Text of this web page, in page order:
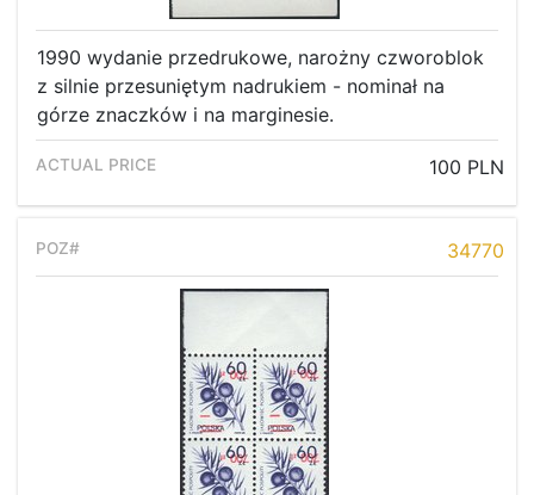
1990 wydanie przedrukowe, narożny czworoblok
z silnie przesuniętym nadrukiem - nominał na
górze znaczków i na marginesie.
100 PLN
34770